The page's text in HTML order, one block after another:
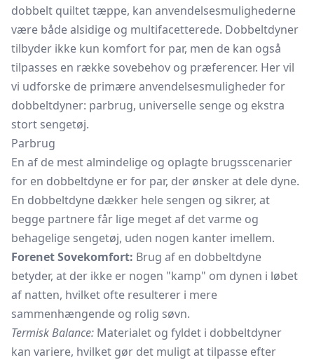
dobbelt quiltet tæppe, kan anvendelsesmulighederne
være både alsidige og multifacetterede. Dobbeltdyner
tilbyder ikke kun komfort for par, men de kan også
tilpasses en række sovebehov og præferencer. Her vil
vi udforske de primære anvendelsesmuligheder for
dobbeltdyner: parbrug, universelle senge og ekstra
stort sengetøj.
Parbrug
En af de mest almindelige og oplagte brugsscenarier
for en dobbeltdyne er for par, der ønsker at dele dyne.
En dobbeltdyne dækker hele sengen og sikrer, at
begge partnere får lige meget af det varme og
behagelige sengetøj, uden nogen kanter imellem.
Forenet Sovekomfort: Brug af en dobbeltdyne
betyder, at der ikke er nogen "kamp" om dynen i løbet
af natten, hvilket ofte resulterer i mere
sammenhængende og rolig søvn.
Termisk Balance: Materialet og fyldet i dobbeltdyner
kan variere, hvilket gør det muligt at tilpasse efter